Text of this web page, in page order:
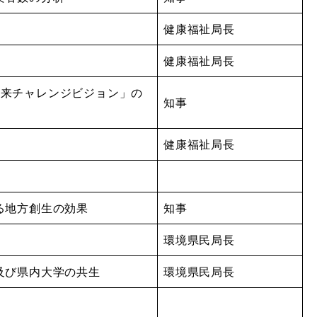
健康福祉局長
健康福祉局長
チャレンジビジョン」の
知事
健康福祉局長
地方創生の効果 知事
環境県民局長
県内大学の共生 環境県民局長